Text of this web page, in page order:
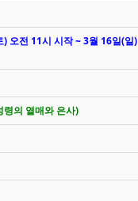
오전 11시 시작 ~ 3월 16일(일)
령의 열매와 은사)